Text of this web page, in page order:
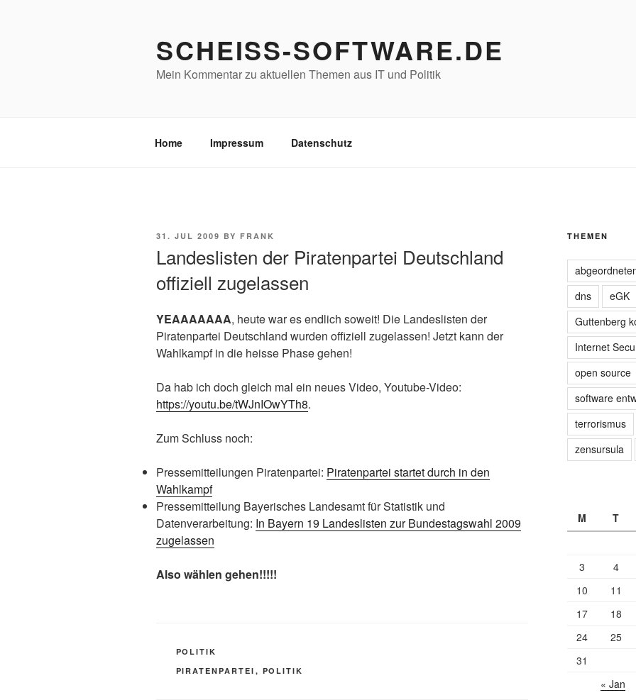
SCHEISS-SOFTWARE.DE
Mein Kommentar zu aktuellen Themen aus IT und Politik
Home Impressum Datenschutz
POSTED
31. JUL 2009 BY FRANK
Landeslisten der Piratenpartei Deutschland
offiziell zugelassen
YEAAAAAAA, heute war es endlich soweit! Die Landeslisten der
Piratenpartei Deutschland wurden offiziell zugelassen! Jetzt kann der
Wahlkampf in die heisse Phase gehen!
Da hab ich doch gleich mal ein neues Video, Youtube-Video:
https://youtu.be/tWJnIOwYTh8.
Zum Schluss noch:
Pressemitteilungen Piratenpartei: Piratenpartei startet durch in den
Wahlkampf
Pressemitteilung Bayerisches Landesamt für Statistik und
Datenverarbeitung: In Bayern 19 Landeslisten zur Bundestagswahl 2009
zugelassen
Also wählen gehen!!!!!
CATEGORIES
POLITIK
TAGS
PIRATENPARTEI , POLITIK
THEMEN
dns
eGK
Guttenberg
Internet
open source
software
terrorismus
zensursula
M
T
3
4
10
11
17
18
24
25
31
« Jan